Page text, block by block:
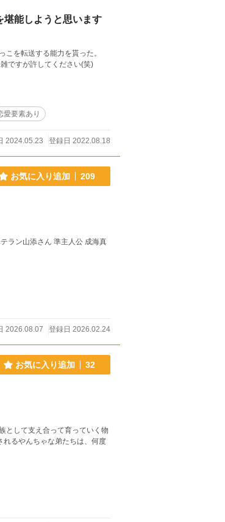
堪能しようと思います
を転送する能力を貰った。
くのだろうか。 ※雑ですが許してください(笑)
愛要素あり
2024.05.23 登録日 2022.08.18
お気に入り追加 209
2026.08.07 登録日 2026.02.24
お気に入り追加 32